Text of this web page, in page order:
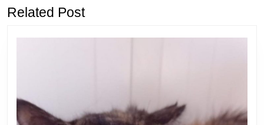
entradas
Related Post